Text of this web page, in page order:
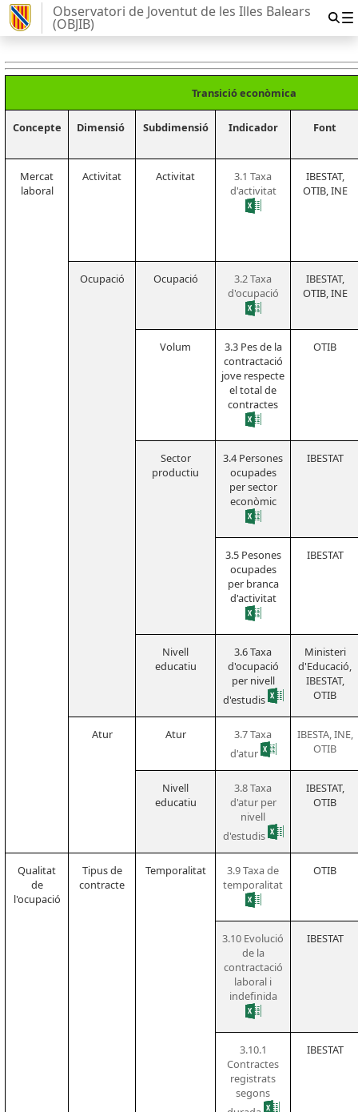
Observatori de Joventut de les Illes Balears
(OBJIB)
Transició econòmica
Concepte Dimensió Subdimensió Indicador Font
Mercat
laboral
Activitat Activitat
3.1 Taxa
d'activitat
IBESTAT,
OTIB, INE
Ocupació Ocupació
3.2 Taxa
d'ocupació
IBESTAT,
OTIB, INE
Volum
3.3 Pes de la
contractació
jove respecte
el total de
contractes
OTIB
Sector
productiu
3.4 Persones
ocupades
per sector
econòmic
IBESTAT
3.5 Pesones
ocupades
per branca
d'activitat
IBESTAT
Nivell
educatiu
3.6 Taxa
d'ocupació
per nivell
d'estudis
Ministeri
d'Educació,
IBESTAT,
OTIB
Atur Atur
3.7 Taxa
d'atur
IBESTA, INE,
OTIB
Nivell
educatiu
3.8 Taxa
d'atur per
nivell
d'estudis
IBESTAT,
OTIB
Qualitat
de
l'ocupació
Tipus de
contracte
Temporalitat
3.9 Taxa de
temporalitat
OTIB
3.10 Evolució
de la
contractació
laboral i
indefinida
IBESTAT
3.10.1
Contractes
registrats
segons
IBESTAT